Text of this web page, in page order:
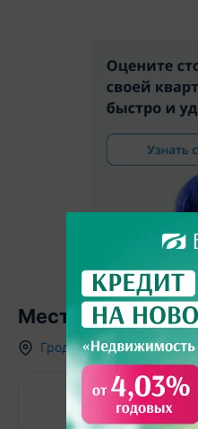
Местоположение
Гродненская область, д.